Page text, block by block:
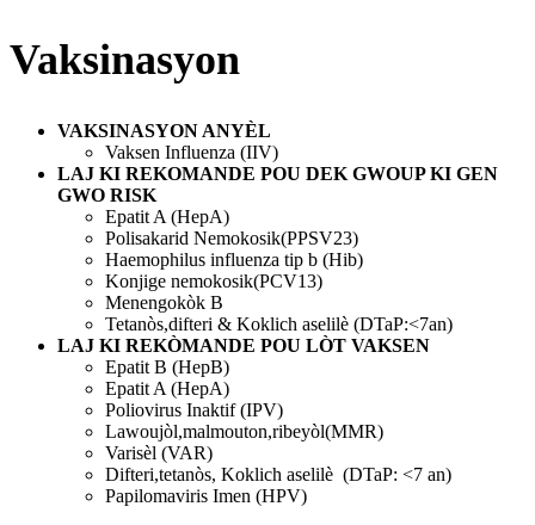
Vaksinasyon
VAKSINASYON ANYЀL
Vaksen Influenza (IIV)
LAJ KI REKOMANDE POU DEK GWOUP KI GEN
GWO RISK
Epatit A (HepA)
Polisakarid Nemokosik(PPSV23)
Haemophilus influenza tip b (Hib)
Konjige nemokosik(PCV13)
Menengokòk B
Tetanòs,difteri & Koklich aselilѐ (DTaP:<7an)
LAJ KI REKÒMANDE POU LÒT VAKSEN
Epatit B (HepB)
Epatit A (HepA)
Poliovirus Inaktif (IPV)
Lawoujòl,malmouton,ribeyòl(MMR)
Varisѐl (VAR)
Difteri,tetanòs, Koklich aselilè (DTaP: <7 an)
Papilomaviris Imen (HPV)